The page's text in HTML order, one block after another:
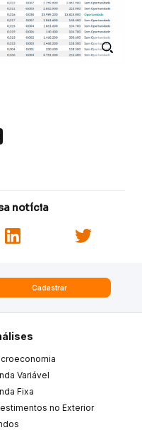
notícia
Cadastrar
Variável
Fixa
no Exterior